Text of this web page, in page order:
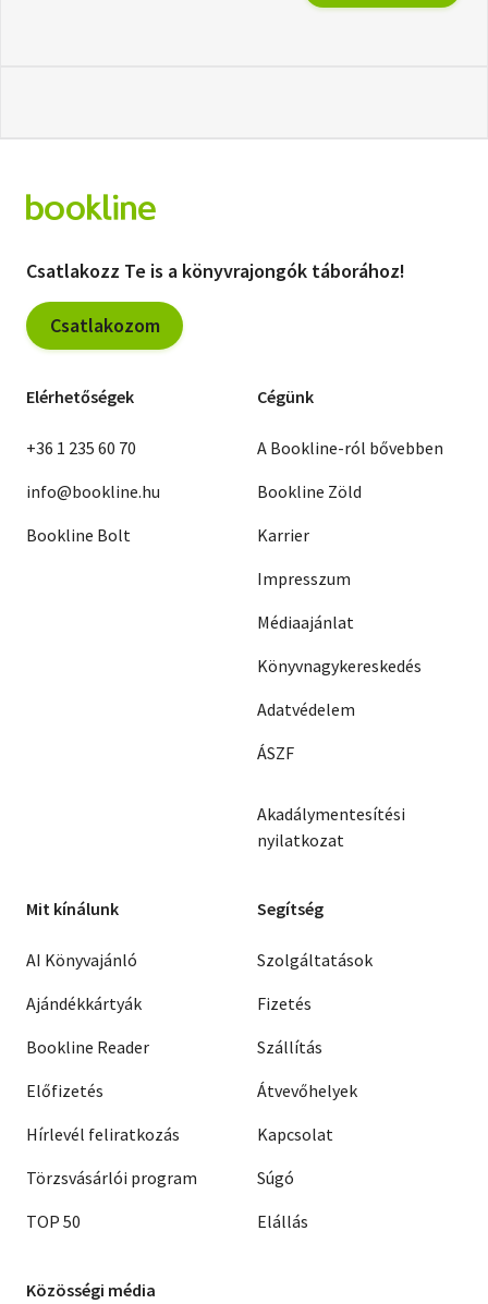
Csatlakozz Te is a könyvrajongók táborához!
Csatlakozom
Elérhetőségek
+36 1 235 60 70
info@bookline.hu
Bookline Bolt
Cégünk
A Bookline-ról bővebben
Bookline Zöld
Karrier
Impresszum
Médiaajánlat
Könyvnagykereskedés
Adatvédelem
ÁSZF
Akadálymentesítési
nyilatkozat
Mit kínálunk
AI Könyvajánló
Ajándékkártyák
Bookline Reader
Előfizetés
Hírlevél feliratkozás
Törzsvásárlói program
TOP 50
Segítség
Szolgáltatások
Fizetés
Szállítás
Átvevőhelyek
Kapcsolat
Súgó
Elállás
Közösségi média